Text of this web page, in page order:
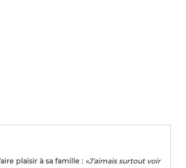
plaisir à sa famille : «J’aimais surtout voir